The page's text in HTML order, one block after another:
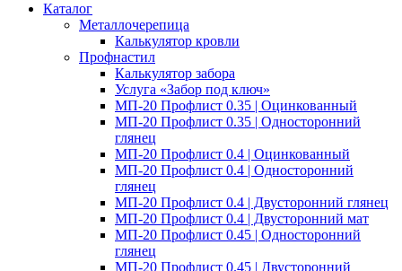
Каталог
Металлочерепица
Калькулятор кровли
Профнастил
Калькулятор забора
Услуга «Забор под ключ»
МП-20 Профлист 0.35 | Оцинкованный
МП-20 Профлист 0.35 | Односторонний
глянец
МП-20 Профлист 0.4 | Оцинкованный
МП-20 Профлист 0.4 | Односторонний
глянец
МП-20 Профлист 0.4 | Двусторонний глянец
МП-20 Профлист 0.4 | Двусторонний мат
МП-20 Профлист 0.45 | Односторонний
глянец
МП-20 Профлист 0.45 | Двусторонний